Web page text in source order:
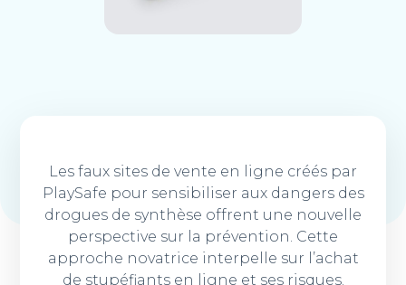
Les faux sites de vente en ligne créés par
PlaySafe pour sensibiliser aux dangers des
drogues de synthèse offrent une nouvelle
perspective sur la prévention. Cette
approche novatrice interpelle sur l’achat
de stupéfiants en ligne et ses risques.